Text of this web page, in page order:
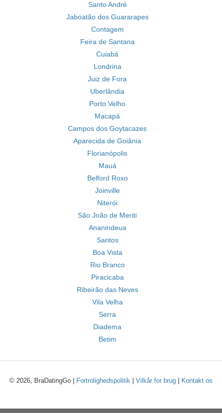
Santo André
Jaboatão dos Guararapes
Contagem
Feira de Santana
Cuiabá
Londrina
Juiz de Fora
Uberlândia
Porto Velho
Macapá
Campos dos Goytacazes
Aparecida de Goiânia
Florianópolis
Mauá
Belford Roxo
Joinville
Niterói
São João de Meriti
Ananindeua
Santos
Boa Vista
Rio Branco
Piracicaba
Ribeirão das Neves
Vila Velha
Serra
Diadema
Betim
© 2026, BraDatingGo | Fortrolighedspolitik Vilkår for brug Kontakt os